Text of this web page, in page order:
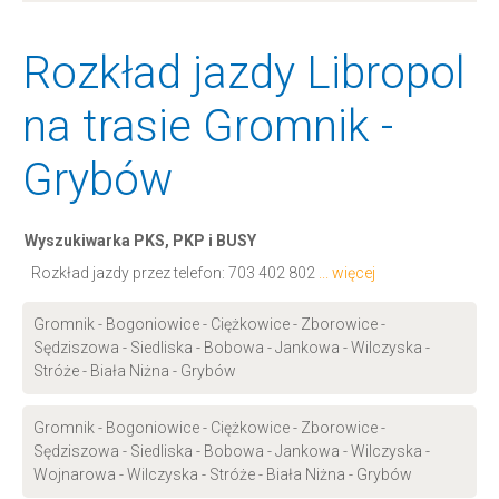
Rozkład jazdy Libropol
na trasie Gromnik -
Grybów
Wyszukiwarka PKS, PKP i BUSY
Rozkład jazdy przez telefon: 703 402 802 ... więcej
Gromnik - Bogoniowice - Ciężkowice - Zborowice -
Sędziszowa - Siedliska - Bobowa - Jankowa - Wilczyska -
Stróże - Biała Niżna - Grybów
Gromnik - Bogoniowice - Ciężkowice - Zborowice -
Sędziszowa - Siedliska - Bobowa - Jankowa - Wilczyska -
Wojnarowa - Wilczyska - Stróże - Biała Niżna - Grybów